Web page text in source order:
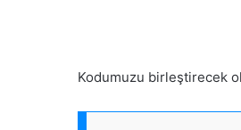
Kodumuzu birleştirecek